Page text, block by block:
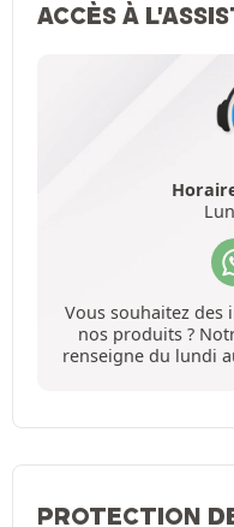
ACCÈS À
Vous souhaitez
nos produits ?
renseigne du lundi
PROTECTION